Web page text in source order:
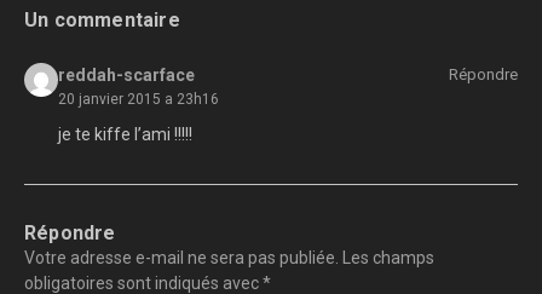
Un commentaire
reddah-scarface
20 janvier 2015 a 23h16
Répondre
je te kiffe l’ami !!!!!
Répondre
Votre adresse e-mail ne sera pas publiée.
Les champs
obligatoires sont indiqués avec*